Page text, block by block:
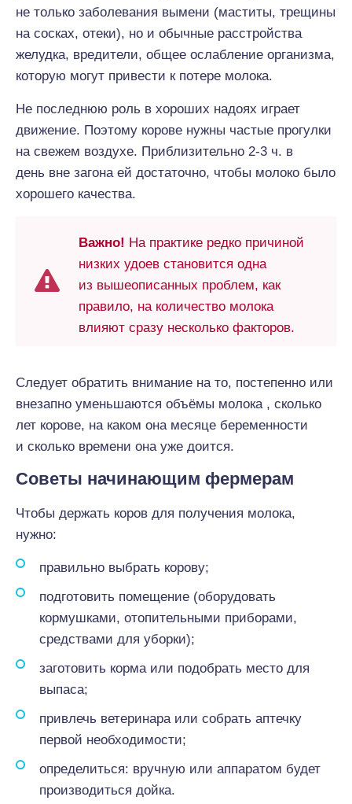
не только заболевания вымени (маститы, трещины
на сосках, отеки), но и обычные расстройства
желудка, вредители, общее ослабление организма,
которую могут привести к потере молока.
Не последнюю роль в хороших надоях играет
движение. Поэтому корове нужны частые прогулки
на свежем воздухе. Приблизительно 2-3 ч. в
день вне загона ей достаточно, чтобы молоко было
хорошего качества.
Важно! На практике редко причиной
низких удоев становится одна
из вышеописанных проблем, как
правило, на количество молока
влияют сразу несколько факторов.
Следует обратить внимание на то, постепенно или
внезапно уменьшаются объёмы молока , сколько
лет корове, на каком она месяце беременности
и сколько времени она уже доится.
Советы начинающим фермерам
Чтобы держать коров для получения молока,
нужно:
правильно выбрать корову;
подготовить помещение (оборудовать
кормушками, отопительными приборами,
средствами для уборки);
заготовить корма или подобрать место для
выпаса;
привлечь ветеринара или собрать аптечку
первой необходимости;
определиться: вручную или аппаратом будет
производиться дойка.